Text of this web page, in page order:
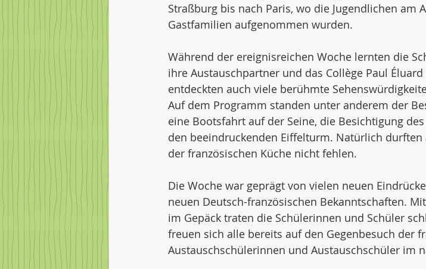
Straßburg bis nach Paris, wo die Jugendlichen am
Gastfamilien aufgenommen wurden.
Während der ereignisreichen Woche lernten die
ihre Austauschpartner und das Collège Paul
entdeckten auch viele berühmte
Auf dem Programm standen unter anderem der
eine Bootsfahrt auf der Seine, die Besichtigung
den beeindruckenden Eiffelturm. Natürlich
der französischen Küche nicht fehlen.
Die Woche war geprägt von vielen neuen
neuen Deutsch-französischen Bekanntschaften.
im Gepäck traten die Schülerinnen und Schüler
freuen sich alle bereits auf den Gegenbesuch der
Austauschschülerinnen und Austauschschüler im